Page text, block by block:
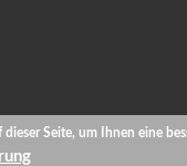
Seite, um Ihnen eine